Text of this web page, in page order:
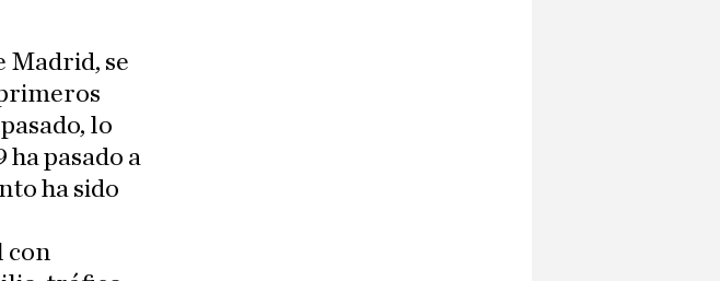
Madrid, se
lo
ha pasado a
ha sido
con